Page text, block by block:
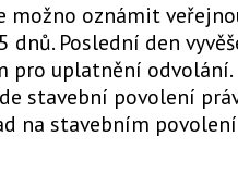
možno oznámit
dnů. Poslední den
pro uplatnění odvolání.
stavební povolení
na stavebním